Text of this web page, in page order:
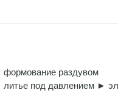
формование раздувом
литье под давлением ►